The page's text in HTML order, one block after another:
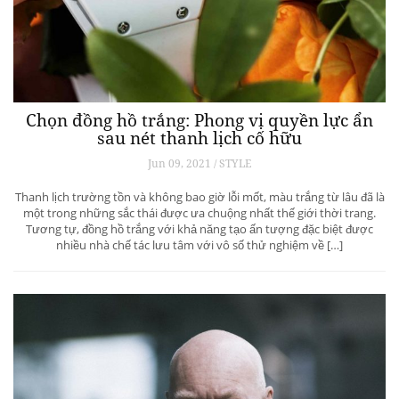
Chọn đồng hồ trắng: Phong vị quyền lực ẩn
sau nét thanh lịch cố hữu
Jun 09, 2021 / STYLE
Thanh lịch trường tồn và không bao giờ lỗi mốt, màu trắng từ lâu đã là
một trong những sắc thái được ưa chuộng nhất thế giới thời trang.
Tương tự, đồng hồ trắng với khả năng tạo ấn tượng đặc biệt được
nhiều nhà chế tác lưu tâm với vô số thử nghiệm về […]